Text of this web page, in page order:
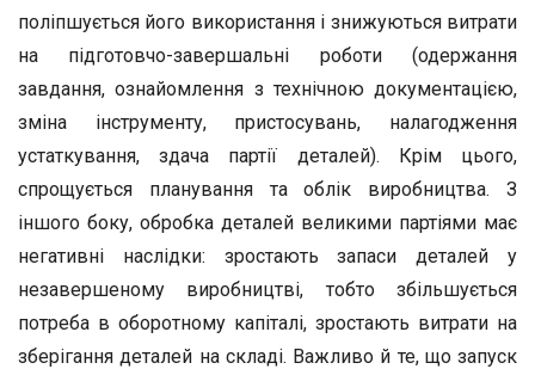
поліпшується його використання і знижуються витрати
на підготовчо-завершальні роботи (одержання
завдання, ознайомлення з технічною документацією,
зміна інструменту, пристосувань, налагодження
устаткування, здача партії деталей). Крім цього,
спрощується планування та облік виробництва. З
іншого боку, обробка деталей великими партіями має
негативні наслідки: зростають запаси деталей у
незавершеному виробництві, тобто збільшується
потреба в оборотному капіталі, зростають витрати на
зберігання деталей на складі. Важливо й те, що запуск